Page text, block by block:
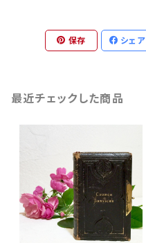
保存 シェア
最近チェックした商品